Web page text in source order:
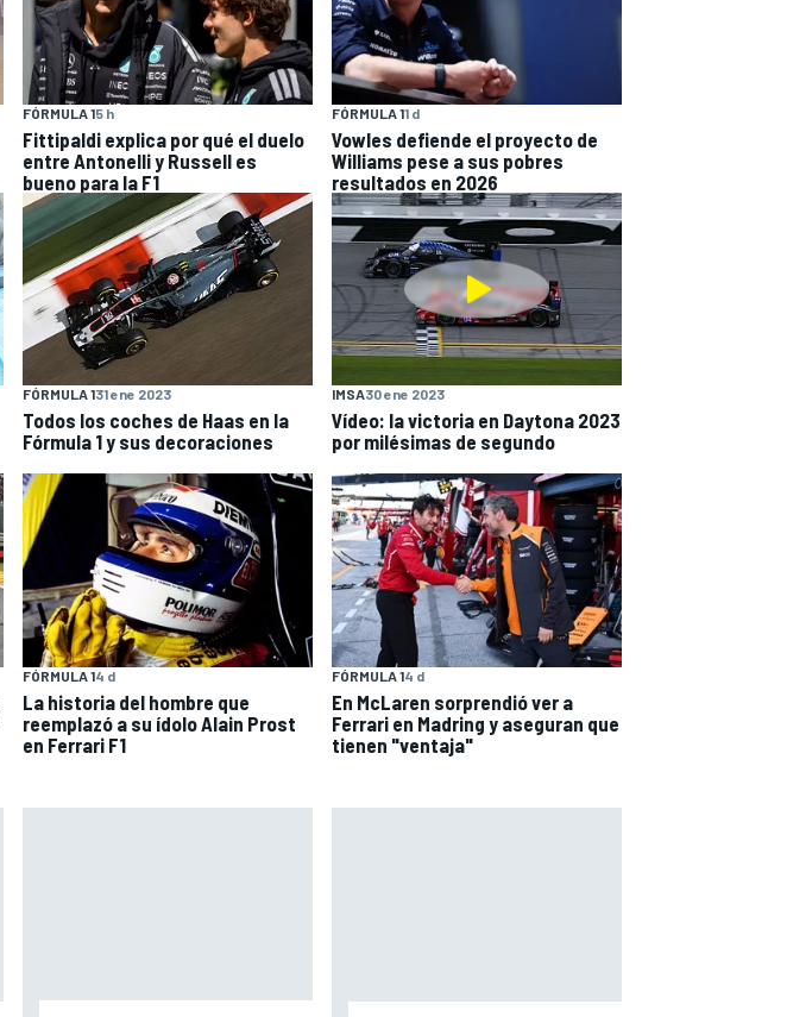
FÓRMULA 15 h
Fittipaldi explica por qué el duelo
entre Antonelli y Russell es
bueno para la F1
FÓRMULA 11 d
Vowles defiende el proyecto de
Williams pese a sus pobres
resultados en 2026
FÓRMULA 131 ene 2023
Todos los coches de Haas en la
Fórmula 1 y sus decoraciones
IMSA30 ene 2023
Vídeo: la victoria en Daytona 2023
por milésimas de segundo
FÓRMULA 14 d
La historia del hombre que
reemplazó a su ídolo Alain Prost
en Ferrari F1
FÓRMULA 14 d
En McLaren sorprendió ver a
Ferrari en Madring y aseguran que
tienen "ventaja"